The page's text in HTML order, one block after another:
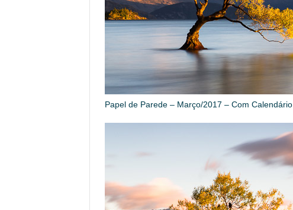
Papel de Parede – Março/2017 – Com Calendário